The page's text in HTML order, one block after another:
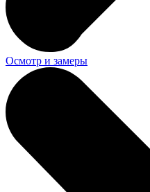
Осмотр и замеры